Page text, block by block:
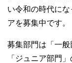
い令和の時代に
アを募集中です。
募集部門は「一
「ジュニア部門」